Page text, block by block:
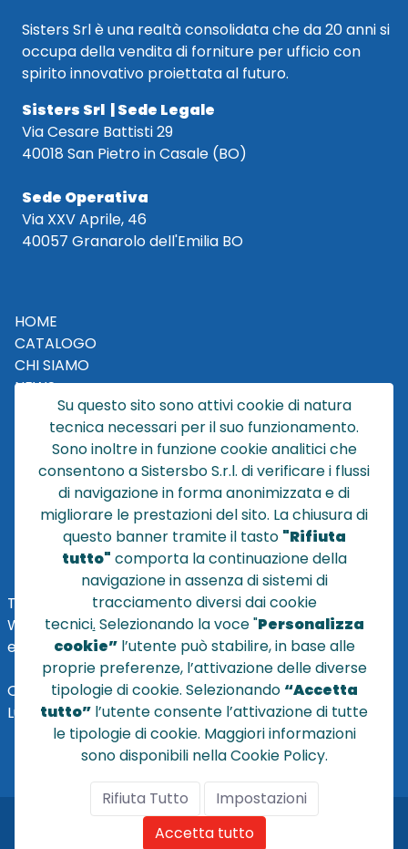
Sisters Srl è una realtà consolidata che da 20 anni si
occupa della vendita di forniture per ufficio con
spirito innovativo proiettata al futuro.
Sisters Srl | Sede Legale
Via Cesare Battisti 29
40018 San Pietro in Casale (BO)
Sede Operativa
Via XXV Aprile, 46
40057 Granarolo dell'Emilia BO
HOME
CATALOGO
CHI SIAMO
NEWS
CONTATTACI
CONDIZIONI DI VENDITA
POLICY PRIVACY
NOTE LEGALI
Cookie
TEL
+39 051 320210
WHATSAPP: +39345 7201724
eMai
vendite@sistersbo.it
Orari Uffici:
Lun - Ven: 08:30 - 18:00
© Copyright 2024 by Sisters S.r.l. - All rights reserved
Sisters S.r.l. - R.I. BO - N. REA 429992 - PEC
Su questo sito sono attivi cookie di natura
tecnica necessari per il suo funzionamento.
Sono inoltre in funzione cookie analitici che
consentono a Sistersbo S.r.l. di verificare i flussi
di navigazione in forma anonimizzata e di
migliorare le prestazioni del sito. La chiusura di
questo banner tramite il tasto "Rifiuta
tutto" comporta la continuazione della
navigazione in assenza di sistemi di
tracciamento diversi dai cookie
tecnici. Selezionando la voce "Personalizza
cookie”l’utente può stabilire, in base alle
proprie preferenze, l’attivazione delle diverse
tipologie di cookie. Selezionando “Accetta
tutto” l’utente consente l’attivazione di tutte
le tipologie di cookie. Maggiori informazioni
sono disponibili nella Cookie Policy.
Rifiuta Tutto
Impostazioni
Accetta tutto